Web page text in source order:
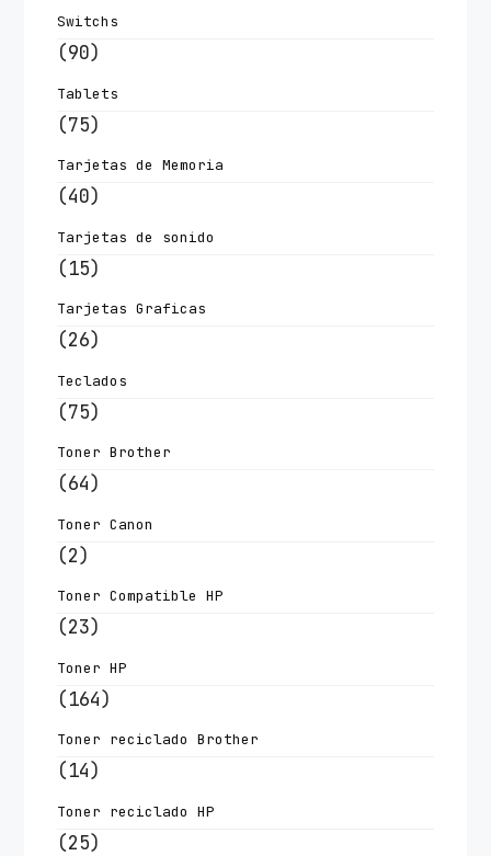
Switchs
(90)
Tablets
(75)
Tarjetas de Memoria
(40)
Tarjetas de sonido
(15)
Tarjetas Graficas
(26)
Teclados
(75)
Toner Brother
(64)
Toner Canon
(2)
Toner Compatible HP
(23)
Toner HP
(164)
Toner reciclado Brother
(14)
Toner reciclado HP
(25)